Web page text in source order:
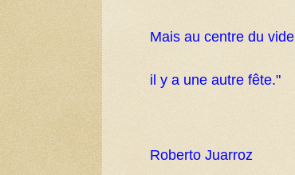
Mais au centre du vide
il y a une autre fête."
Roberto Juarroz